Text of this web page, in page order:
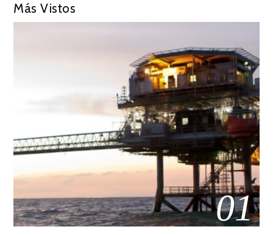
Más Vistos
01